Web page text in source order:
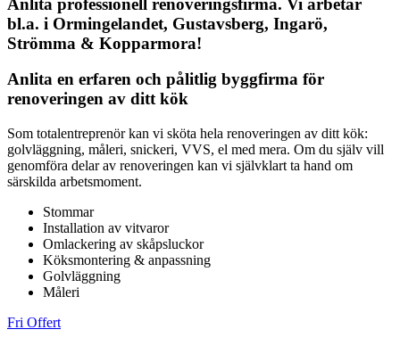
Anlita professionell renoveringsfirma. Vi arbetar
bl.a. i Ormingelandet, Gustavsberg, Ingarö,
Strömma & Kopparmora!
Anlita en erfaren och pålitlig byggfirma för
renoveringen av ditt kök
Som totalentreprenör kan vi sköta hela renoveringen av ditt kök:
golvläggning, måleri, snickeri, VVS, el med mera. Om du själv vill
genomföra delar av renoveringen kan vi självklart ta hand om
särskilda arbetsmoment.
Stommar
Installation av vitvaror
Omlackering av skåpsluckor
Köksmontering & anpassning
Golvläggning
Måleri
Fri Offert